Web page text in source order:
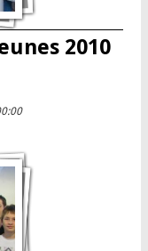
2010